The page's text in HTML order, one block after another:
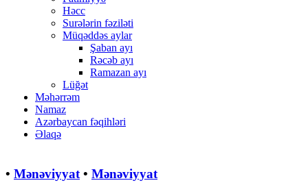
Həcc
Surələrin fəziləti
Müqəddəs aylar
Şaban ayı
Rəcəb ayı
Ramazan ayı
Lüğət
Məhərrəm
Namaz
Azərbaycan fəqihləri
Əlaqə
• Mənəviyyat • Mənəviyyat